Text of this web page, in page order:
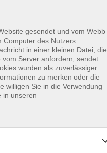
gesendet und vom Webb
Computer des Nutzers
in einer kleinen Datei, die
Server anfordern, sendet
wurden als zuverlässiger
zu merken oder die
willigen Sie in die Verwendung
in unseren